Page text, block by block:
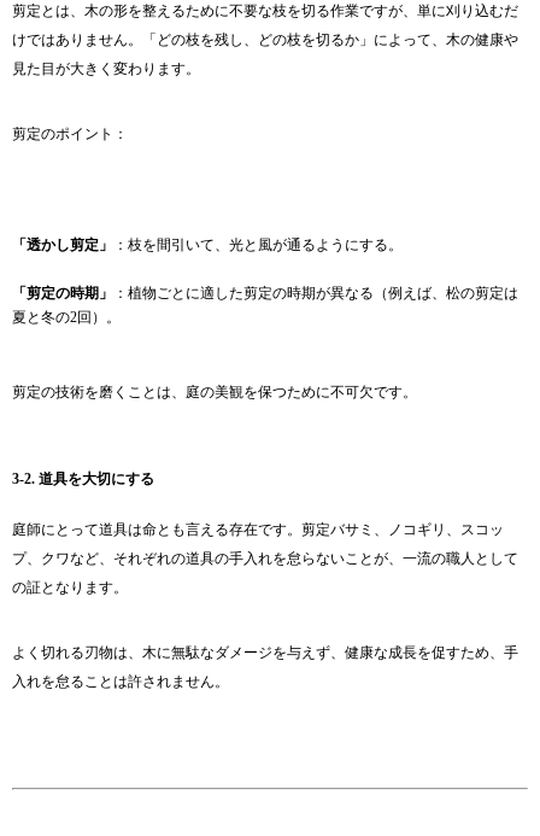
剪定とは、木の形を整えるために不要な枝を切る作業ですが、単に刈り込むだ
けではありません。「どの枝を残し、どの枝を切るか」によって、木の健康や
見た目が大きく変わります。
剪定のポイント：
「透かし剪定」 ：枝を間引いて、光と風が通るようにする。
「剪定の時期」
：植物ごとに適した剪定の時期が異なる（例えば、松の剪定は
夏と冬の2回）。
剪定の技術を磨くことは、庭の美観を保つために不可欠です。
3-2. 道具を大切にする
庭師にとって道具は命とも言える存在です。剪定バサミ、ノコギリ、スコッ
プ、クワなど、それぞれの道具の手入れを怠らないことが、一流の職人として
の証となります。
よく切れる刃物は、木に無駄なダメージを与えず、健康な成長を促すため、手
入れを怠ることは許されません。